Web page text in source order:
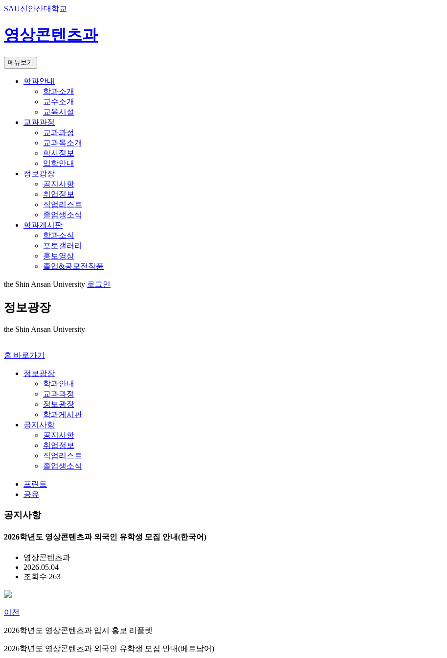
SAU신안산대학교
영상콘텐츠과
메뉴보기
학과안내
학과소개
교수소개
교육시설
교과과정
교과과정
교과목소개
학사정보
입학안내
정보광장
공지사항
취업정보
직업리스트
졸업생소식
학과게시판
학과소식
포토갤러리
홍보영상
졸업&공모전작품
the Shin Ansan University 로그인
정보광장
the Shin Ansan University
홈 바로가기
정보광장
학과안내
교과과정
정보광장
학과게시판
공지사항
공지사항
취업정보
직업리스트
졸업생소식
프린트
공유
공지사항
2026학년도 영상콘텐츠과 외국인 유학생 모집 안내(한국어)
영상콘텐츠과
2026.05.04
조회수 263
이전
2026학년도 영상콘텐츠과 입시 홍보 리플렛
2026학년도 영상콘텐츠과 외국인 유학생 모집 안내(베트남어)